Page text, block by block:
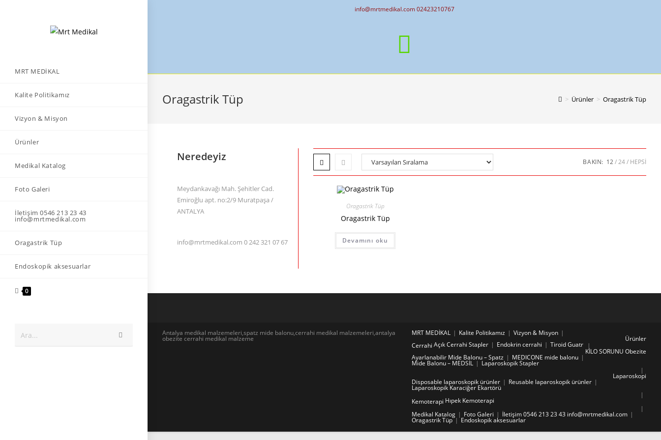
info@mrtmedikal.com 02423210767
MRT MEDİKAL
Kalite Politikamız
Vizyon & Misyon
Ürünler
Medikal Katalog
Foto Galeri
İletişim 0546 213 23 43
info@mrtmedikal.com
Oragastrik Tüp
Endoskopik aksesuarlar
0
Ara...
Oragastrik Tüp > Ürünler > Oragastrik Tüp
BAKIN: 12 24 HEPSI
Oragastrik Tüp
Oragastrik Tüp
Devamını oku
Neredeyiz
Meydankavağı Mah. Şehitler Cad.
Emiroğlu apt. no:2/9 Muratpaşa /
ANTALYA
info@mrtmedikal.com 0 242 321 07 67
MRT MEDİKAL Kalite Politikamız Vizyon & Misyon
Ürünler
Cerrahi Açık Cerrahi Stapler Endokrin cerrahi
Tiroid Guatr
KİLO SORUNU Obezite
Ayarlanabilir Mide Balonu – Spatz MEDICONE mide balonu
Mide Balonu – MEDSİL
Laparoskopik Stapler
Laparoskopi
Disposable laparoskopik ürünler Reusable laparoskopik ürünler
Laparoskopik Karaciğer Ekartörü
Kemoterapi Hıpek Kemoterapi
Medikal Katalog
Foto Galeri İletişim 0546 213 23 43 info@mrtmedikal.com
Oragastrik Tüp Endoskopik aksesuarlar
Antalya medikal malzemeleri,spatz mide balonu,cerrahi medikal malzemeleri,antalya
obezite cerrahi medikal malzeme